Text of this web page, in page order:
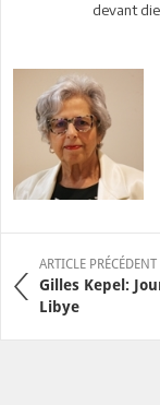
devant
ARTICLE PRÉCÉDENT
Gilles Kepel:
Libye